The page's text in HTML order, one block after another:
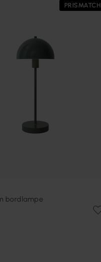
PRISMATCH
bordlampe